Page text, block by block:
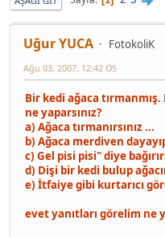
Uğur YUCA FotokoliK
Ağu 03, 2007, 12:42 ÖS
Bir kedi ağaca
ne yaparsınız?
a) Ağaca tırmanırsınız ...
b) Ağaca merdiven
c) Gel pisi pisi" diye
d) Dişi bir kedi bulup
e) İtfaiye gibi kurtarıcı
evet yanıtları görelim ne